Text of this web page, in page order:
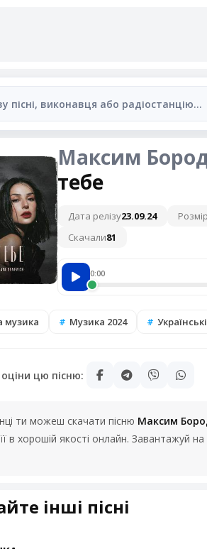
Максим
тебе
Дата релізу23.09.24 Розмір
Скачали81
0:00
музика Музика 2024
цю пісню:
ти можеш скачати пісню Максим
в хорошій якості онлайн. Завантажуй
інші пісні